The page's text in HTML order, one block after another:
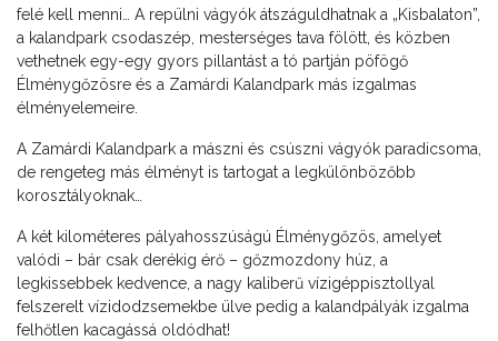
felé kell menni… A repülni vágyók átszáguldhatnak a „Kisbalaton”,
a kalandpark csodaszép, mesterséges tava fölött, és közben
vethetnek egy-egy gyors pillantást a tó partján pöfögő
Élménygőzösre és a Zamárdi Kalandpark más izgalmas
élményelemeire.
A Zamárdi Kalandpark a mászni és csúszni vágyók paradicsoma,
de rengeteg más élményt is tartogat a legkülönbözőbb
korosztályoknak…
A két kilométeres pályahosszúságú Élménygőzös, amelyet
valódi – bár csak derékig érő – gőzmozdony húz, a
legkissebbek kedvence, a nagy kaliberű vízigéppisztollyal
felszerelt vízidodzsemekbe ülve pedig a kalandpályák izgalma
felhőtlen kacagássá oldódhat!